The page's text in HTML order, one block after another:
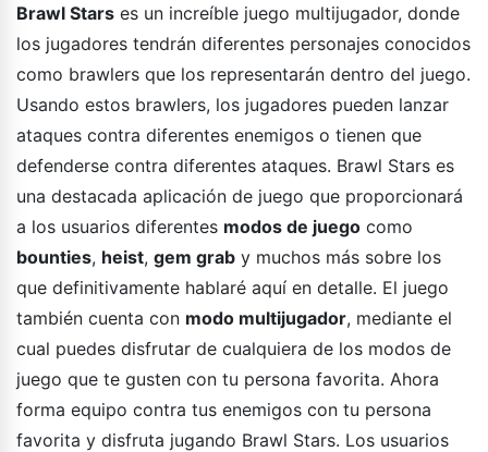
Brawl Stars es un increíble juego multijugador, donde
los jugadores tendrán diferentes personajes conocidos
como brawlers que los representarán dentro del juego.
Usando estos brawlers, los jugadores pueden lanzar
ataques contra diferentes enemigos o tienen que
defenderse contra diferentes ataques. Brawl Stars es
una destacada aplicación de juego que proporcionará
a los usuarios diferentes modos de juego como
bounties, heist, gem grab y muchos más sobre los
que definitivamente hablaré aquí en detalle. El juego
también cuenta con modo multijugador, mediante el
cual puedes disfrutar de cualquiera de los modos de
juego que te gusten con tu persona favorita. Ahora
forma equipo contra tus enemigos con tu persona
favorita y disfruta jugando Brawl Stars. Los usuarios